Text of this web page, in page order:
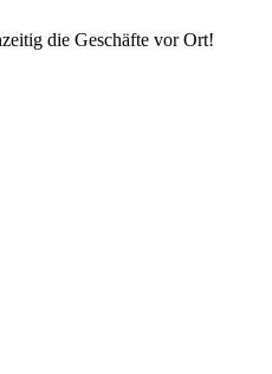
die Geschäfte vor Ort!